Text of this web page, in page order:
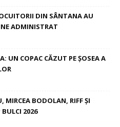
DIN SÂNTANA AU
ADMINISTRAT
UN COPAC CĂZUT PE ȘOSEA A
MIRCEA BODOLAN, RIFF ȘI
2026